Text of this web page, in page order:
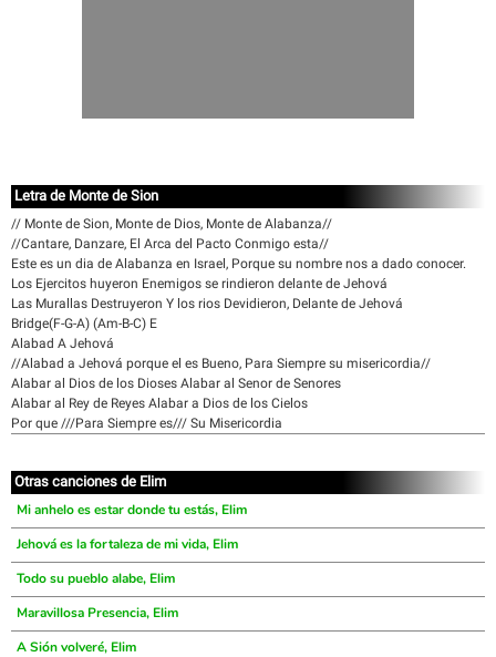
Letra de Monte de Sion
// Monte de Sion, Monte de Dios, Monte de Alabanza//
//Cantare, Danzare, El Arca del Pacto Conmigo esta//
Este es un dia de Alabanza en Israel, Porque su nombre nos a dado conocer.
Los Ejercitos huyeron Enemigos se rindieron delante de Jehová
Las Murallas Destruyeron Y los rios Devidieron, Delante de Jehová
Bridge(F-G-A) (Am-B-C) E
Alabad A Jehová
//Alabad a Jehová porque el es Bueno, Para Siempre su misericordia//
Alabar al Dios de los Dioses Alabar al Senor de Senores
Alabar al Rey de Reyes Alabar a Dios de los Cielos
Por que ///Para Siempre es/// Su Misericordia
Otras canciones de Elim
Mi anhelo es estar donde tu estás, Elim
Jehová es la fortaleza de mi vida, Elim
Todo su pueblo alabe, Elim
Maravillosa Presencia, Elim
A Sión volveré, Elim